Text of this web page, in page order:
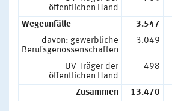
öffentlichen Hand
Wegeunfälle 3.547
davon: gewerbliche
Berufsgenossenschaften
3.049
UV-Träger der
öffentlichen Hand
498
Zusammen 13.470